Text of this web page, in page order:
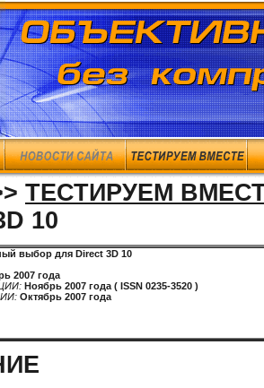
ТЕСТИРУЕМ
10
выбор для Direct 3D 10
2007 года
Ноябрь 2007 года ( ISSN 0235-3520 )
Октябрь 2007 года